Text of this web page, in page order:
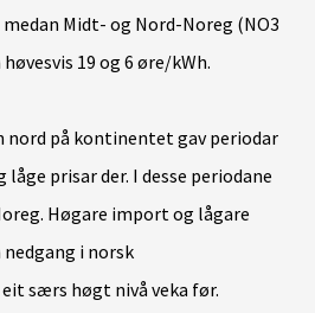
Midt- og Nord-Noreg (NO3
19 og 6 øre/kWh.
nord på kontinentet gav periodar
prisar der. I desse periodane
Høgare import og lågare
i norsk
særs høgt nivå veka før.